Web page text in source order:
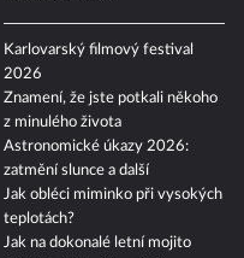
Karlovarský filmový festival
2026
Znamení, že jste potkali někoho
z minulého života
Astronomické úkazy 2026:
zatmění slunce a další
Jak obléci miminko při vysokých
teplotách?
Jak na dokonalé letní mojito